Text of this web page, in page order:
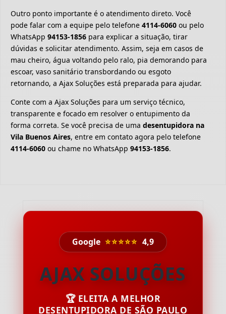
Outro ponto importante é o atendimento direto. Você
pode falar com a equipe pelo telefone 4114-6060 ou pelo
WhatsApp 94153-1856 para explicar a situação, tirar
dúvidas e solicitar atendimento. Assim, seja em casos de
mau cheiro, água voltando pelo ralo, pia demorando para
escoar, vaso sanitário transbordando ou esgoto
retornando, a Ajax Soluções está preparada para ajudar.
Conte com a Ajax Soluções para um serviço técnico,
transparente e focado em resolver o entupimento da
forma correta. Se você precisa de uma desentupidora na
Vila Buenos Aires, entre em contato agora pelo telefone
4114-6060 ou chame no WhatsApp 94153-1856.
Google ⭐⭐⭐⭐⭐ 4,9
AJAX SOLUÇÕES
🏆 ELEITA A MELHOR
DESENTUPIDORA DE SÃO PAULO